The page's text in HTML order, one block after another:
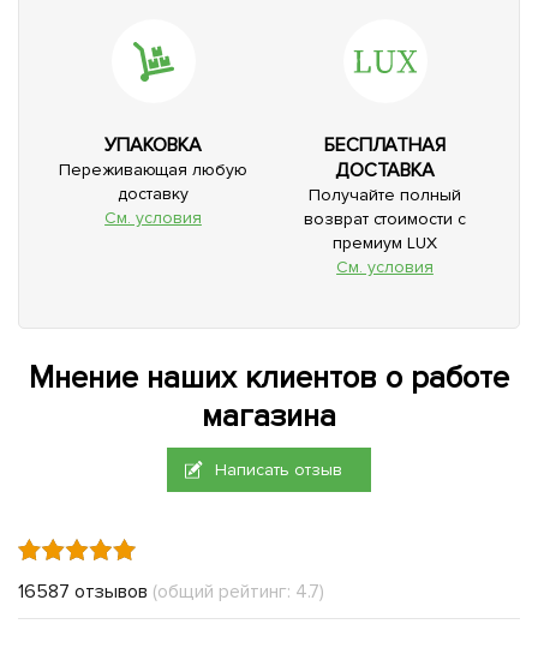
УПАКОВКА
Переживающая любую
доставку
См. условия
БЕСПЛАТНАЯ
ДОСТАВКА
Получайте полный
возврат стоимости с
премиум LUX
См. условия
Мнение наших клиентов о работе
магазина
Написать отзыв
16587 отзывов (общий рейтинг: 4.7)